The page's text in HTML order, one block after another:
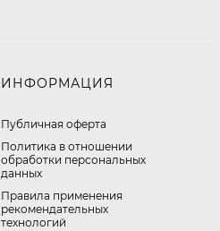
ИНФОРМАЦИЯ
Публичная оферта
​Политика в отношении
обработки персональных
данных
Правила применения
рекомендательных
технологий